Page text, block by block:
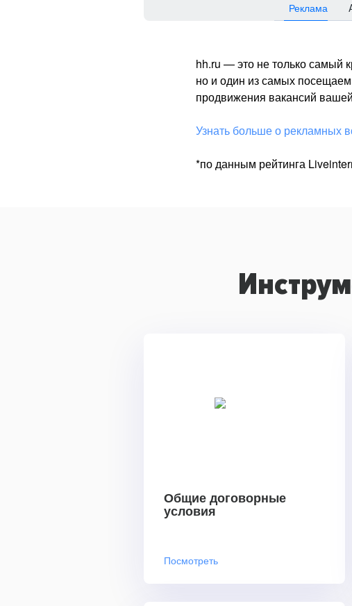
Реклама
hh.ru — это не только самый
но и один из самых
продвижения вакансий
Узнать больше о рекламных
*по данным рейтинга
Общие договорные
условия
Посмотреть